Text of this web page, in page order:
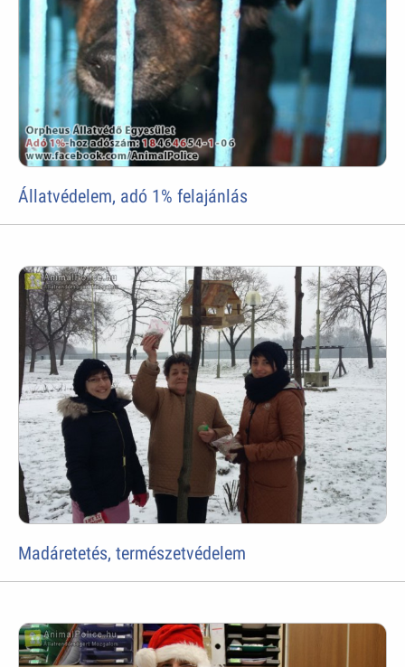
Állatvédelem, adó 1% felajánlás
Madáretetés, természetvédelem